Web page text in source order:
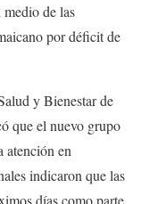
de las
por déficit de
y Bienestar de
que el nuevo grupo
atención en
indicaron que las
días como parte